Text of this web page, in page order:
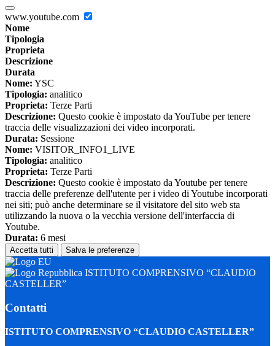
www.youtube.com
Nome
Tipologia
Proprieta
Descrizione
Durata
Nome: YSC
Tipologia: analitico
Proprieta: Terze Parti
Descrizione: Questo cookie è impostato da YouTube per tenere
traccia delle visualizzazioni dei video incorporati.
Durata: Sessione
Nome: VISITOR_INFO1_LIVE
Tipologia: analitico
Proprieta: Terze Parti
Descrizione: Questo cookie è impostato da Youtube per tenere
traccia delle preferenze dell'utente per i video di Youtube incorporati
nei siti; può anche determinare se il visitatore del sito web sta
utilizzando la nuova o la vecchia versione dell'interfaccia di
Youtube.
Durata: 6 mesi
Accetta tutti Salva le preferenze
ISTITUTO COMPRENSIVO “CLAUDIO
CASTELLER”
Contatti
ISTITUTO COMPRENSIVO “CLAUDIO CASTELLER”